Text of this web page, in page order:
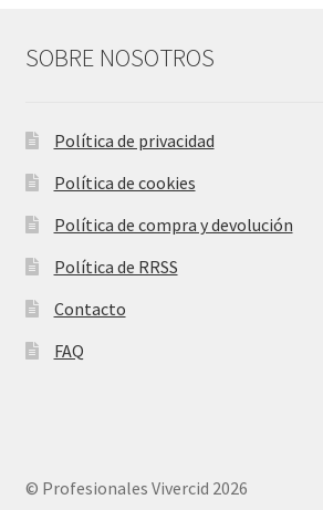
SOBRE NOSOTROS
Política de privacidad
Política de cookies
Política de compra y devolución
Política de RRSS
Contacto
FAQ
© Profesionales Vivercid 2026